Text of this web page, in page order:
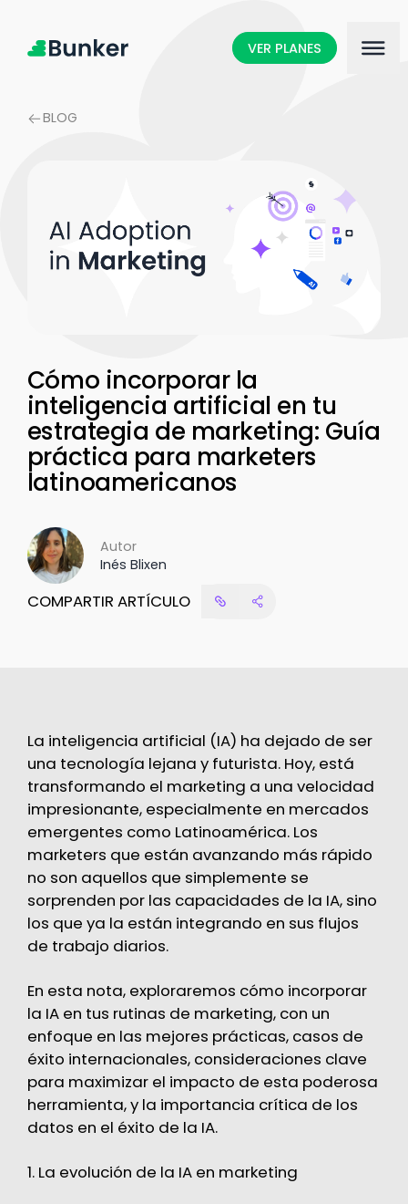
VER PLANES
BLOG
Cómo incorporar la
inteligencia artificial en tu
estrategia de marketing: Guía
práctica para marketers
latinoamericanos
Autor
Inés Blixen
COMPARTIR ARTÍCULO
La inteligencia artificial (IA) ha dejado de ser
una tecnología lejana y futurista. Hoy, está
transformando el marketing a una velocidad
impresionante, especialmente en mercados
emergentes como Latinoamérica. Los
marketers que están avanzando más rápido
no son aquellos que simplemente se
sorprenden por las capacidades de la IA, sino
los que ya la están integrando en sus flujos
de trabajo diarios.
En esta nota, exploraremos cómo incorporar
la IA en tus rutinas de marketing, con un
enfoque en las mejores prácticas, casos de
éxito internacionales, consideraciones clave
para maximizar el impacto de esta poderosa
herramienta, y la importancia crítica de los
datos en el éxito de la IA.
1. La evolución de la IA en marketing